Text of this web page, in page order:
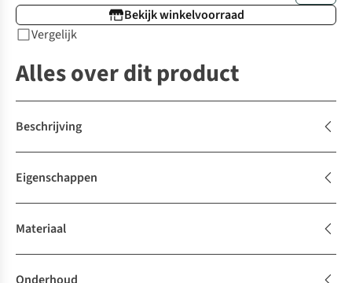
Bekijk winkelvoorraad
Vergelijk
Alles over dit product
Beschrijving
Eigenschappen
Materiaal